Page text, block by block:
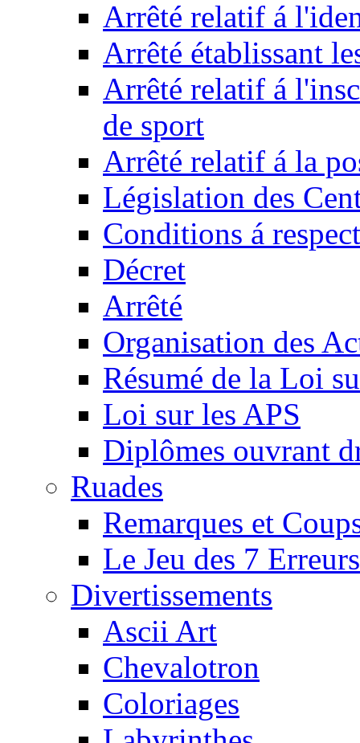
Arrêté relatif á
Arrêté établissant
Arrêté relatif á
de sport
Arrêté relatif á la
Législation des
Conditions á
Décret
Arrêté
Organisation des
Résumé de la Loi
Loi sur les APS
Diplômes ouvrant
Ruades
Remarques et
Le Jeu des 7 Erreurs
Divertissements
Ascii Art
Chevalotron
Coloriages